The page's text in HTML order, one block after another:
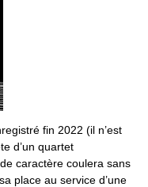
fin 2022 (il n’est
d’un quartet
caractère coulera sans
place au service d’une